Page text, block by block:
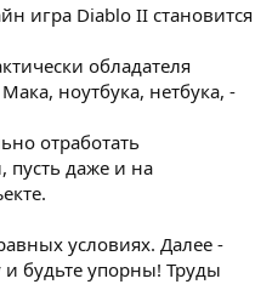
игра Diablo II становится
обладателя
ноутбука, нетбука, -
отработать
пусть даже и на
условиях. Далее -
будьте упорны! Труды